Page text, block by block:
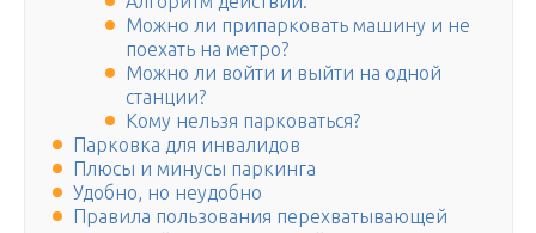
Можно ли припарковать машину и не
поехать на метро?
Можно ли войти и выйти на одной
станции?
Кому нельзя парковаться?
Парковка для инвалидов
Плюсы и минусы паркинга
Удобно, но неудобно
Правила пользования перехватывающей